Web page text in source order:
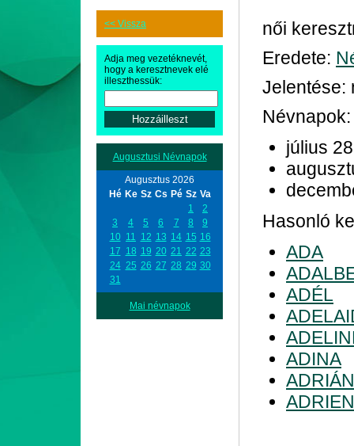
<< Vissza
Adja meg vezetéknevét,
hogy a keresztnevek elé
illeszthessük:
Augusztusi Névnapok
Augusztus 2026
Hé Ke Sz Cs Pé Sz Va
1
2
3
4 5 6 7 8
9
10 11 12 13 14 15 16
17 18 19 20 21 22 23
24 25 26 27 28 29 30
31
Mai névnapok
női
Eredete:
Jelentése:
Névnapok:
július 28
Hasonló
ADA
ADÉL
ADINA